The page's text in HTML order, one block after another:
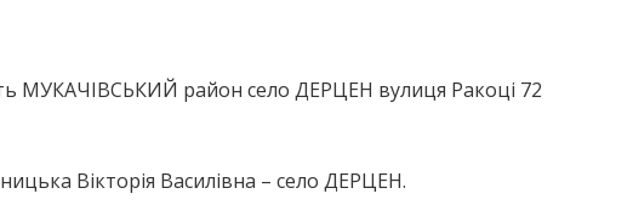
МУКАЧІВСЬКИЙ район село ДЕРЦЕН вулиця Ракоці 72
Вікторія Василівна – село ДЕРЦЕН.